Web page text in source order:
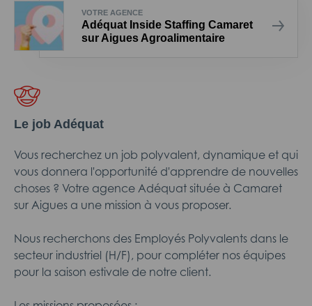
VOTRE AGENCE
Adéquat Inside Staffing Camaret
sur Aigues Agroalimentaire
Le job Adéquat
Vous recherchez un job polyvalent, dynamique et qui
vous donnera l'opportunité d'apprendre de nouvelles
choses ? Votre agence Adéquat située à Camaret
sur Aigues a une mission à vous proposer.
Nous recherchons des Employés Polyvalents dans le
secteur industriel (H/F), pour compléter nos équipes
pour la saison estivale de notre client.